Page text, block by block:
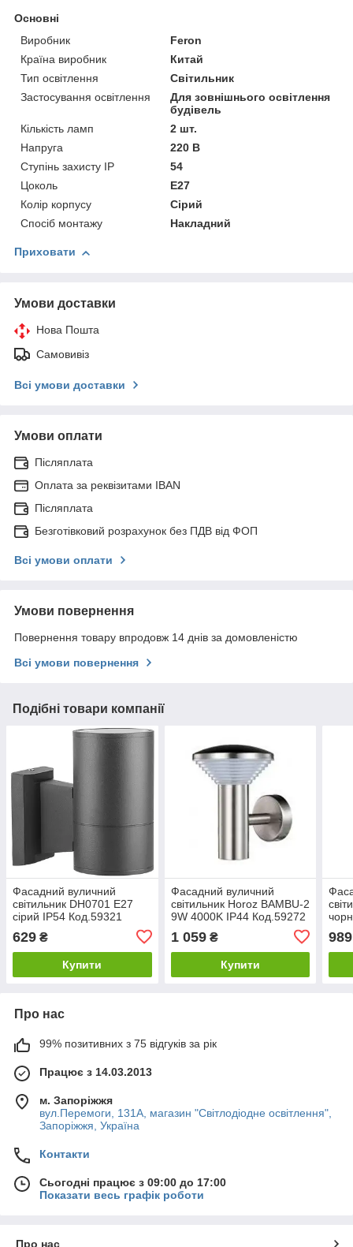
Основні
Виробник
Feron
Країна виробник
Китай
Тип освітлення
Світильник
Застосування освітлення
Для зовнішнього освітлення
будівель
Кількість ламп
2 шт.
Напруга
220 В
Ступінь захисту IP
54
Цоколь
E27
Колір корпусу
Сірий
Спосіб монтажу
Накладний
Приховати
Умови доставки
Нова Пошта
Самовивіз
Всі умови доставки
Умови оплати
Післяплата
Оплата за реквізитами IBAN
Післяплата
Безготівковий розрахунок без ПДВ від ФОП
Всі умови оплати
Умови повернення
Повернення товару впродовж 14 днів за домовленістю
Всі умови повернення
Подібні товари компанії
Фасадний вуличний
світильник DH0701 Е27
сірий IP54 Код.59321
629 ₴
Купити
Фасадний вуличний
світильник Horoz BAMBU-2
9W 4000K IP44 Код.59272
1 059₴
Купити
989
Про нас
99% позитивних з 75 відгуків за рік
Працює з 14.03.2013
м. Запоріжжя
вул.Перемоги, 131А, магазин "Світлодіодне освітлення",
Запоріжжя, Україна
Контакти
Сьогодні працює з 09:00 до 17:00
Показати весь графік роботи
Про нас